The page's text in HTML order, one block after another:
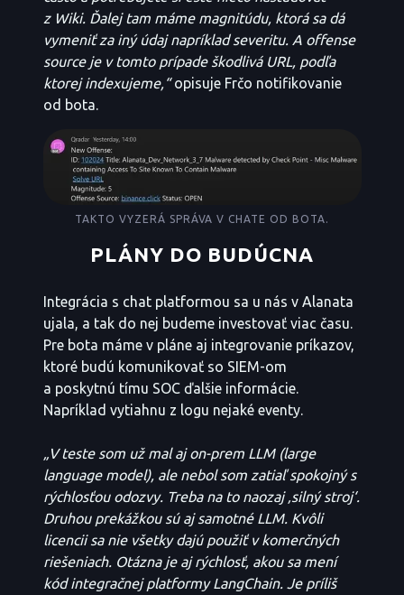
z Wiki. Ďalej tam máme magnitúdu, ktorá sa dá
vymeniť za iný údaj napríklad severitu. A offense
source je v tomto prípade škodlivá URL, podľa
ktorej indexujeme,“opisuje Frčo notifikovanie
od bota.
TAKTO VYZERÁ SPRÁVA V CHATE OD BOTA.
PLÁNY DO BUDÚCNA
Integrácia s chat platformou sa u nás v Alanata
ujala, a tak do nej budeme investovať viac času.
Pre bota máme v pláne aj integrovanie príkazov,
ktoré budú komunikovať so SIEM-om
a poskytnú tímu SOC ďalšie informácie.
Napríklad vytiahnu z logu nejaké eventy.
„V teste som už mal aj on-prem LLM (large
language model), ale nebol som zatiaľ spokojný s
rýchlosťou odozvy. Treba na to naozaj ‚silný stroj‘.
Druhou prekážkou sú aj samotné LLM. Kvôli
licencii sa nie všetky dajú použiť v komerčných
riešeniach. Otázna je aj rýchlosť, akou sa mení
kód integračnej platformy LangChain. Je príliš